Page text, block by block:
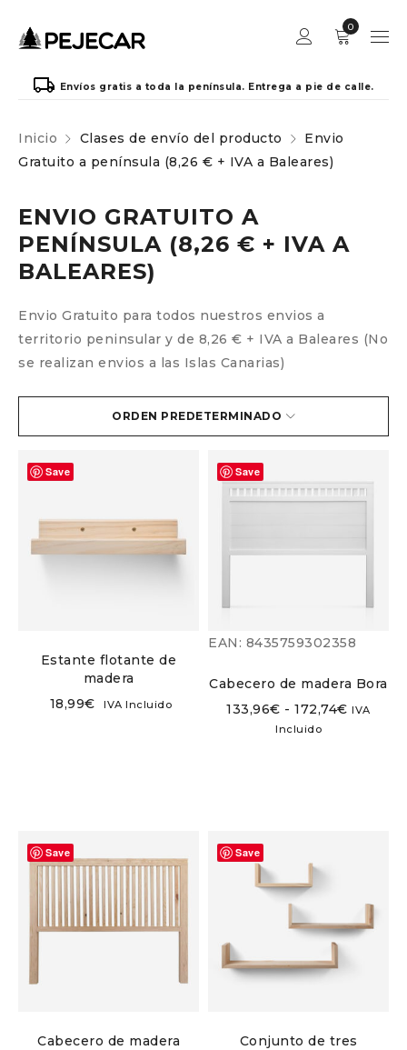
0
Envíos gratis a toda la península. Entrega a pie de calle.
Inicio Clases de envío del producto
Envio
Gratuito a península (8,26 € + IVA a Baleares)
ENVIO GRATUITO A
PENÍNSULA (8,26 € + IVA A
BALEARES)
Envio Gratuito para todos nuestros envios a
territorio peninsular y de 8,26 € + IVA a Baleares (No
se realizan envios a las Islas Canarias)
ORDEN PREDETERMINADO
Save
Estante flotante de
madera
18,99€ IVA Incluido
Save
EAN: 8435759302358
Cabecero de madera Bora
133,96€ - 172,74€ IVA
Incluido
Save
Cabecero de madera
Save
Conjunto de tres